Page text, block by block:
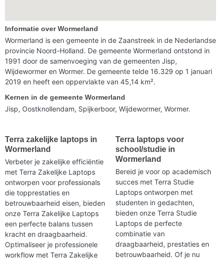
Informatie over Wormerland
Wormerland is een gemeente in de Zaanstreek in de Nederlandse
provincie Noord-Holland. De gemeente Wormerland ontstond in
1991 door de samenvoeging van de gemeenten Jisp,
Wijdewormer en Wormer. De gemeente telde 16.329 op 1 januari
2019 en heeft een oppervlakte van 45,14 km².
Kernen in de gemeente Wormerland
Jisp, Oostknollendam, Spijkerboor, Wijdewormer, Wormer.
Terra zakelijke laptops in
Wormerland
Verbeter je zakelijke efficiëntie
met Terra Zakelijke Laptops
ontworpen voor professionals
die topprestaties en
betrouwbaarheid eisen, bieden
onze Terra Zakelijke Laptops
een perfecte balans tussen
kracht en draagbaarheid.
Optimaliseer je professionele
workflow met Terra Zakelijke
Terra laptops voor
school/studie in
Wormerland
Bereid je voor op academisch
succes met Terra Studie
Laptops ontworpen met
studenten in gedachten,
bieden onze Terra Studie
Laptops de perfecte
combinatie van
draagbaarheid, prestaties en
betrouwbaarheid. Of je nu